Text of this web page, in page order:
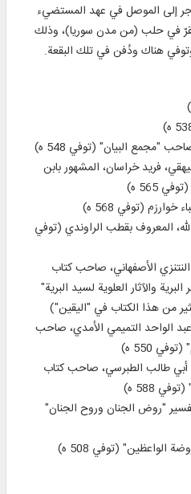
إلى الموصل في عهد المستضيء
ذلك استقرّ في حلب (من مدن سوريا)، وذلك
هناك ودُفن في تلك البقعة.
البيان" (توفي 548 ه)
فريد خراسان، المشهور بابن
565 ه)
(توفي 568 ه)
المعروف بقطب الراوندي (توفي
الأصفهاني، صاحب كتاب
والآثار العلوية لسيد البرية"
من هذا الكتاب في "اليقين")
الواحد التميمي الأمدي، صاحب
550 ه)
أبي طالب الطبرسي، صاحب كتاب
588 ه)
"روض الجنان وروح الجنان"
الواعظين" (توفي 508 ه)